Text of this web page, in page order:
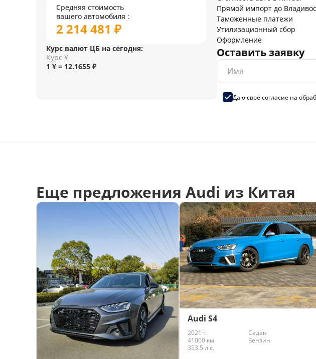
Средняя стоимость
вашего автомобиля :
2 214 481 ₽
Курс валют ЦБ на сегодня:
Курс ¥
1 ¥ = 12.1655 ₽
Прямой импорт до
Таможенные платежи
Утилизационный сбор
Оформление
Оставить заявку
Даю своё согласие на
Еще предложения Audi из Китая
Audi S4
2021 г.
Седан
41000 км.
Бензин
353.5 л.с.